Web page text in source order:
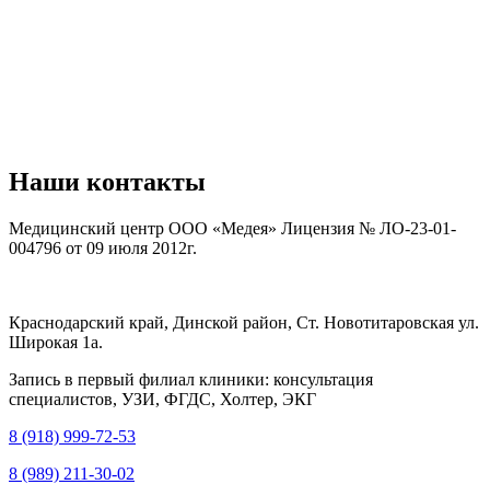
Наши контакты
Медицинский центр ООО «Медея» Лицензия № ЛО-23-01-
004796 от 09 июля 2012г.
Краснодарский край, Динской район, Ст. Новотитаровская ул.
Широкая 1а.
Запись в первый филиал клиники: консультация
специалистов, УЗИ, ФГДС, Холтер, ЭКГ
8 (918) 999-72-53
8 (989) 211-30-02